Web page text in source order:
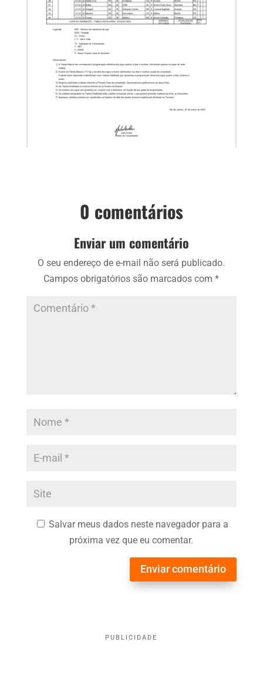
0 comentários
Enviar um comentário
O seu endereço de e-mail não será publicado.
Campos obrigatórios são marcados com*
Salvar meus dados neste navegador para a
próxima vez que eu comentar.
Enviar comentário
PUBLICIDADE